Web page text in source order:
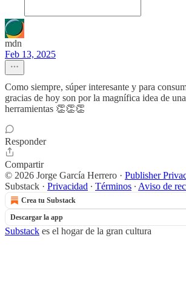
mdn
Feb 13, 2025
Como siempre, súper interesante y para
gracias de hoy son por la magnífica idea de
herramientas 👏👏👏
Responder
Compartir
© 2026 Jorge García Herrero · Publisher
Substack · Privacidad ∙ Términos ∙ Aviso de
Crea tu Substack
Descargar la app
Substack es el hogar de la gran cultura